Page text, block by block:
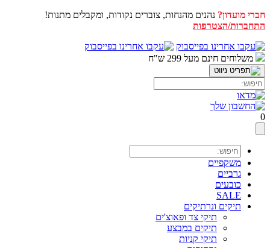
חברי מועדון? נהנים מהנחות, צוברים נקודות, ומקבלים מתנות!
התחברות/הצטרפות
דלג
לתוכןמשלוחים חינם מעל 299 ש"ח
0
משקפיים
גרביים
כובעים
SALE
תיקים ונרתיקים
תיקי צד ופאוצ'ים
תיקים במבצע
תיקי קניות